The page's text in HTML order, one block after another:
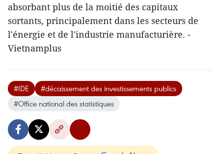
absorbant plus de la moitié des capitaux
sortants, principalement dans les secteurs de
l'énergie et de l'industrie manufacturière. -
Vietnamplus
#IDE
#décaissement des investissements publics
#Office national des statistiques